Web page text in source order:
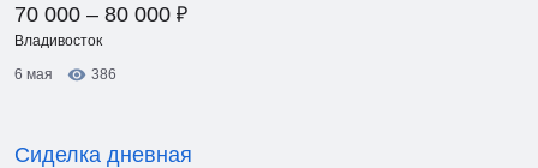
70 000 – 80 000 ₽
Владивосток
6 мая
386
Сиделка дневная